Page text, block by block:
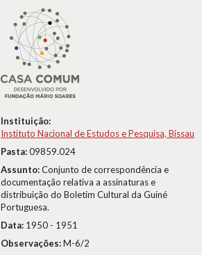
Instituição:
Instituto Nacional de Estudos e Pesquisa, Bissau
Pasta:09859.024
Assunto:Conjunto de correspondência e
documentação relativa a assinaturas e
distribuição do Boletim Cultural da Guiné
Portuguesa.
Data: 1950 - 1951
Observações:M-6/2